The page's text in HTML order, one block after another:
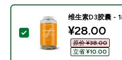
Select this product - 维
维生素D3胶囊 -
¥28.00‎
原价 ¥38.00‎
立省 ¥10.00‎